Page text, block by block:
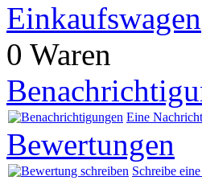
Einkaufswagen
0 Waren
Eine
Bewertungen
Schreibe